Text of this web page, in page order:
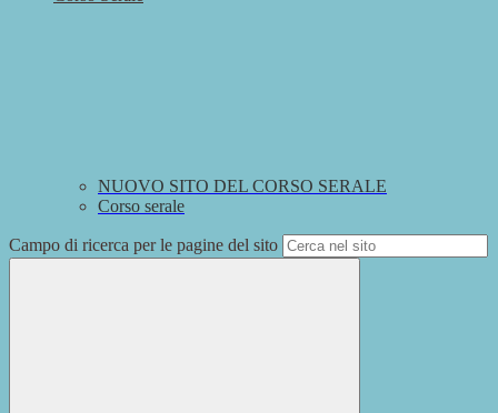
NUOVO SITO DEL CORSO SERALE
Corso serale
Campo di ricerca per le pagine del sito